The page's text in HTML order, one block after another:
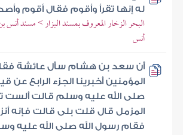
له إنها تقرأ وأقوم فقال أقوم
البحر الزخار المعروف بمسند البزار > مسند
أنس
أن سعد بن هشام سأل عائشة
المؤمنين أخبرينا الجزء الرابع عن
صلى الله عليه وسلم قالت ألست
المزمل قال قلت بلى قالت فإنه
فقام رسول الله صلى الله عليه